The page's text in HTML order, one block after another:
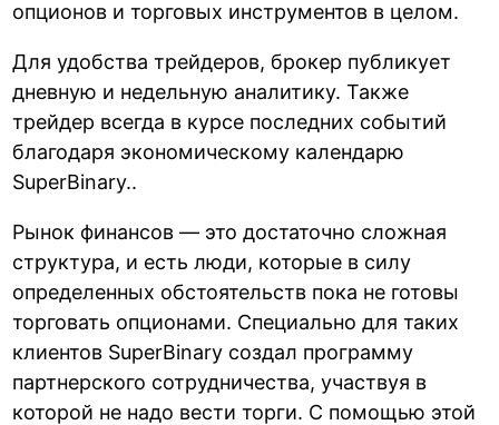
опционов и торговых инструментов в целом.
Для удобства трейдеров, брокер публикует
дневную и недельную аналитику. Также
трейдер всегда в курсе последних событий
благодаря экономическому календарю
SuperBinary..
Рынок финансов — это достаточно сложная
структура, и есть люди, которые в силу
определенных обстоятельств пока не готовы
торговать опционами. Специально для таких
клиентов SuperBinary создал программу
партнерского сотрудничества, участвуя в
которой не надо вести торги. С помощью этой